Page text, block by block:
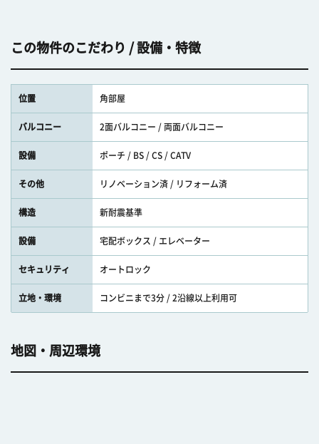
この物件のこだわり / 設備・特徴
位置 角部屋
バルコニー 2面バルコニー / 両面バルコニー
設備 ポーチ / BS / CS / CATV
その他 リノベーション済 / リフォーム済
構造 新耐震基準
設備 宅配ボックス / エレベーター
セキュリティ オートロック
立地・環境 コンビニまで3分 / 2沿線以上利用可
地図・周辺環境